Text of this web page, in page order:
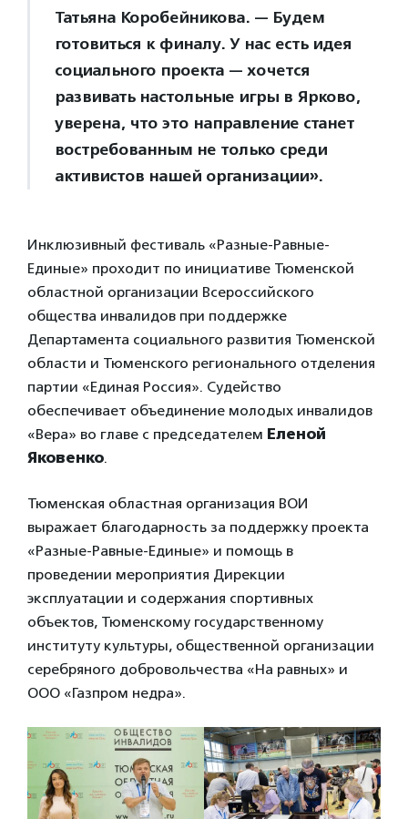
Татьяна Коробейникова. — Будем
готовиться к финалу. У нас есть идея
социального проекта — хочется
развивать настольные игры в Ярково,
уверена, что это направление станет
востребованным не только среди
активистов нашей организации».
Инклюзивный фестиваль «Разные-Равные-
Единые» проходит по инициативе Тюменской
областной организации Всероссийского
общества инвалидов при поддержке
Департамента социального развития Тюменской
области и Тюменского регионального отделения
партии «Единая Россия». Судейство
обеспечивает объединение молодых инвалидов
«Вера» во главе с председателем Еленой
Яковенко.
Тюменская областная организация ВОИ
выражает благодарность за поддержку проекта
«Разные-Равные-Единые» и помощь в
проведении мероприятия Дирекции
эксплуатации и содержания спортивных
объектов, Тюменскому государственному
институту культуры, общественной организации
серебряного добровольчества «На равных» и
ООО «Газпром недра».